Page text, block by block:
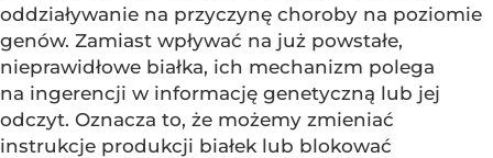
oddziaływanie na przyczynę choroby na poziomie
genów. Zamiast wpływać na już powstałe,
nieprawidłowe białka, ich mechanizm polega
na ingerencji w informację genetyczną lub jej
odczyt. Oznacza to, że możemy zmieniać
instrukcje produkcji białek lub blokować